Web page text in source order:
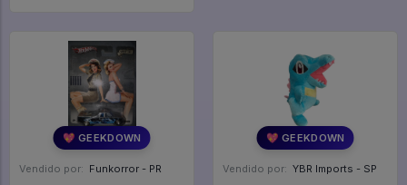
💖 GEEKDOWN
Vendido por: Funkorror - PR
💖 GEEKDOWN
Vendido por: YBR Imports - SP